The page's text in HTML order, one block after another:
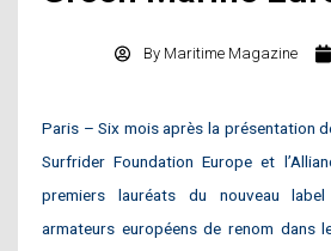
By Maritime Magazine
Paris – Six mois après la présentation
Surfrider Foundation Europe et
premiers lauréats du nouveau label
armateurs européens de renom dans